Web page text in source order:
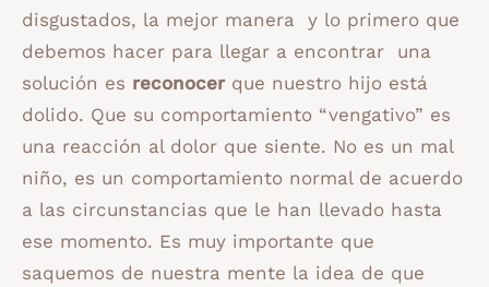
disgustados, la mejor manera y lo primero que
debemos hacer para llegar a encontrar una
solución es reconocerque nuestro hijo está
dolido. Que su comportamiento “vengativo” es
una reacción al dolor que siente. No es un mal
niño, es un comportamiento normal de acuerdo
a las circunstancias que le han llevado hasta
ese momento. Es muy importante que
saquemos de nuestra mente la idea de que